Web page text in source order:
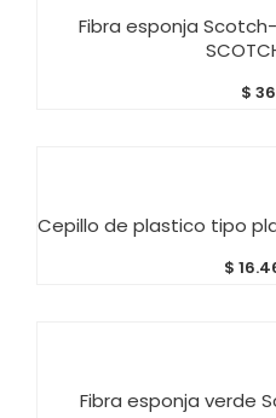
Fibra esponja
$
Cepillo de plastico tipo
$
Fibra esponja verde